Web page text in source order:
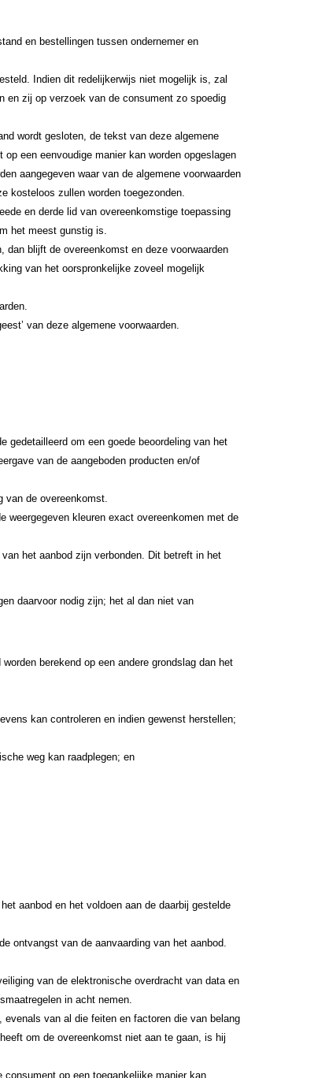
en bestellingen tussen ondernemer en
Indien dit redelijkerwijs niet mogelijk is, zal
en zij op verzoek van de consument zo spoedig
wordt gesloten, de tekst van deze algemene
een eenvoudige manier kan worden opgeslagen
aangegeven waar van de algemene voorwaarden
kosteloos zullen worden toegezonden.
en derde lid van overeenkomstige toepassing
het meest gunstig is.
dan blijft de overeenkomst en deze voorwaarden
van het oorspronkelijke zoveel mogelijk
van deze algemene voorwaarden.
gedetailleerd om een goede beoordeling van het
van de aangeboden producten en/of
van de overeenkomst.
weergegeven kleuren exact overeenkomen met de
het aanbod zijn verbonden. Dit betreft in het
daarvoor nodig zijn; het al dan niet van
berekend op een andere grondslag dan het
kan controleren en indien gewenst herstellen;
weg kan raadplegen; en
aanbod en het voldoen aan de daarbij gestelde
ontvangst van de aanvaarding van het aanbod.
van de elektronische overdracht van data en
in acht nemen.
van al die feiten en factoren die van belang
om de overeenkomst niet aan te gaan, is hij
op een toegankelijke manier kan